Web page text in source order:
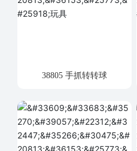
38805 手抓转转球